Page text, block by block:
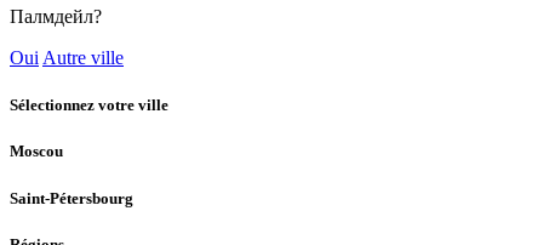
Палмдейл?
Oui Autre ville
Sélectionnez votre ville
Moscou
Saint-Pétersbourg